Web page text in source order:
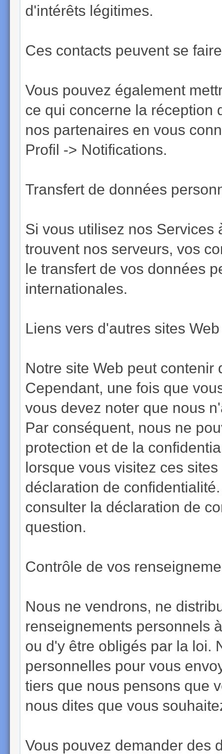
d'intérêts légitimes.
Ces contacts peuvent se
Vous pouvez également
ce qui concerne la réception
nos partenaires en vous
Profil -> Notifications.
Transfert de données
Si vous utilisez nos Services
trouvent nos serveurs, vos
le transfert de vos données
internationales.
Liens vers d'autres sites
Notre site Web peut
Cependant, une fois que
vous devez noter que nous
Par conséquent, nous ne
protection et de la
lorsque vous visitez ces
déclaration de
consulter la déclaration de
question.
Contrôle de vos
Nous ne vendrons, ne
renseignements personnels
ou d'y être obligés par la loi.
personnelles pour vous
tiers que nous pensons que
nous dites que vous
Vous pouvez demander des